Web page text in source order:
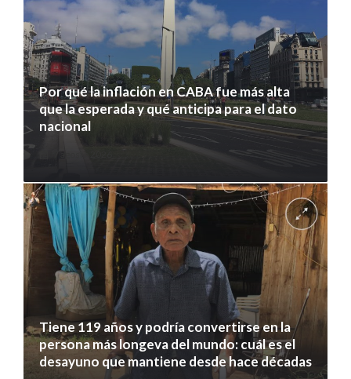
Por qué la inflación en CABA fue más alta
que la esperada y qué anticipa para el dato
nacional
Tiene 119 años y podría convertirse en la
persona más longeva del mundo: cuál es el
desayuno que mantiene desde hace décadas